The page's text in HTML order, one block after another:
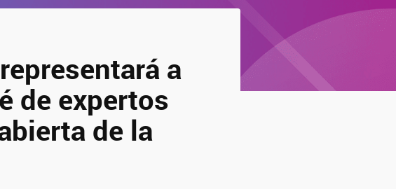
a
de expertos
de la